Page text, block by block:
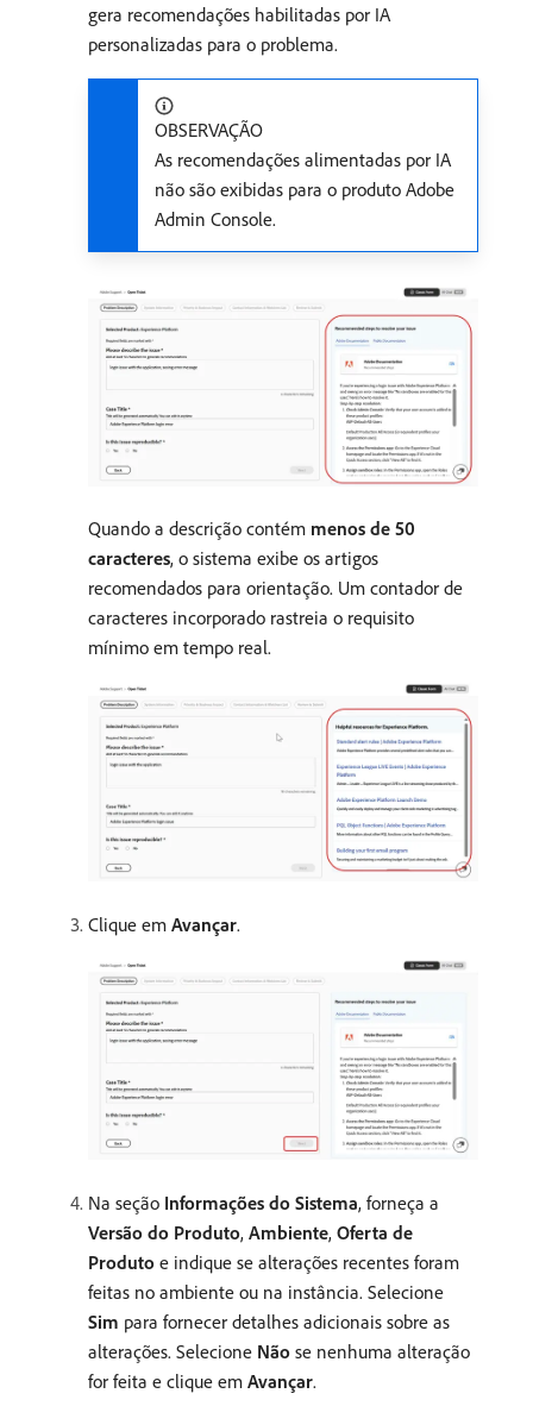
gera recomendações habilitadas por IA
personalizadas para o problema.
OBSERVAÇÃO
As recomendações alimentadas por IA
não são exibidas para o produto Adobe
Admin Console.
Quando a descrição contém menos de 50
caracteres, o sistema exibe os artigos
recomendados para orientação. Um contador de
caracteres incorporado rastreia o requisito
mínimo em tempo real.
Clique em Avançar.
Na seção Informações do Sistema, forneça a
Versão do Produto, Ambiente, Oferta de
Produto e indique se alterações recentes foram
feitas no ambiente ou na instância. Selecione
Sim para fornecer detalhes adicionais sobre as
alterações. Selecione Não se nenhuma alteração
for feita e clique em Avançar.